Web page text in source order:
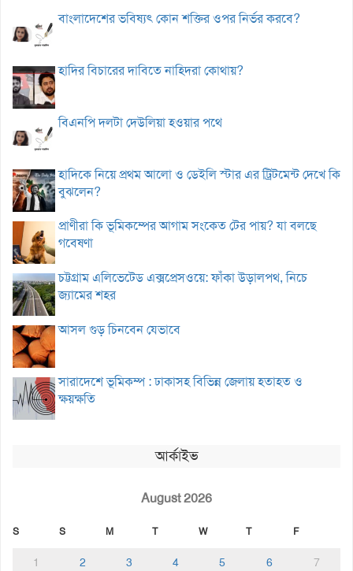
বাংলাদেশের ভবিষ্যৎ কোন শক্তির ওপর নির্ভর করবে?
হাদির বিচারের দাবিতে নাহিদরা কোথায়?
বিএনপি দলটা দেউলিয়া হওয়ার পথে
হাদিকে নিয়ে প্রথম আলো ও ডেইলি স্টার এর ট্রিটমেন্ট দেখে কি
বুঝলেন?
প্রাণীরা কি ভূমিকম্পের আগাম সংকেত টের পায়? যা বলছে
গবেষণা
চট্টগ্রাম এলিভেটেড এক্সপ্রেসওয়ে: ফাঁকা উড়ালপথ, নিচে
জ্যামের শহর
আসল গুড় চিনবেন যেভাবে
সারাদেশে ভূমিকম্প : ঢাকাসহ বিভিন্ন জেলায় হতাহত ও
ক্ষয়ক্ষতি
আর্কাইভ
August 2026
S S M T W T F
1 2 3 4 5 6
7